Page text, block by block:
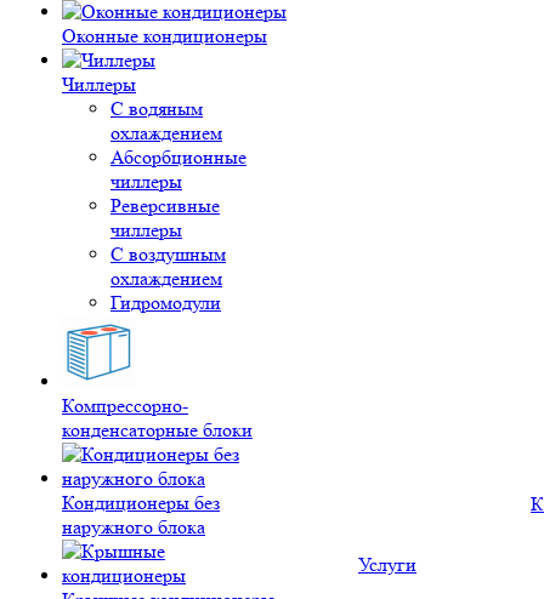
Оконные кондиционеры
Чиллеры
С водяным
охлаждением
Абсорбционные
чиллеры
Реверсивные
чиллеры
С воздушным
охлаждением
Гидромодули
Компрессорно-
конденсаторные блоки
Кондиционеры без
наружного блока
Услуги